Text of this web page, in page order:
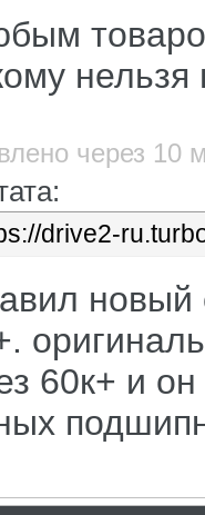
нельзя
через 10
drive2-
новый
60к+ и он